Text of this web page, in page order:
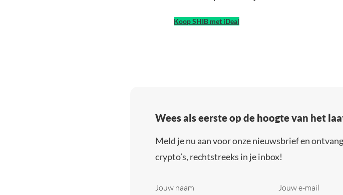
Koop SHIB met iDeal
Wees als eerste op de hoogte van het
Meld je nu aan voor onze nieuwsbrief en
crypto’s, rechtstreeks in je inbox!
Jouw naam Jouw e-mail